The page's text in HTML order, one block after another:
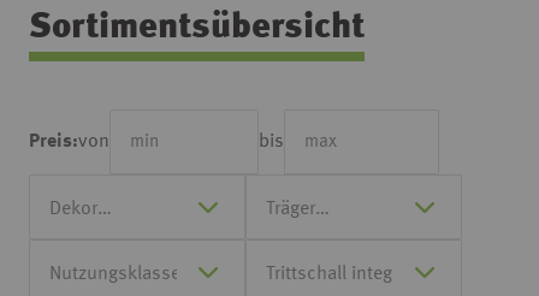
Sortimentsübersicht
Preis:von bis